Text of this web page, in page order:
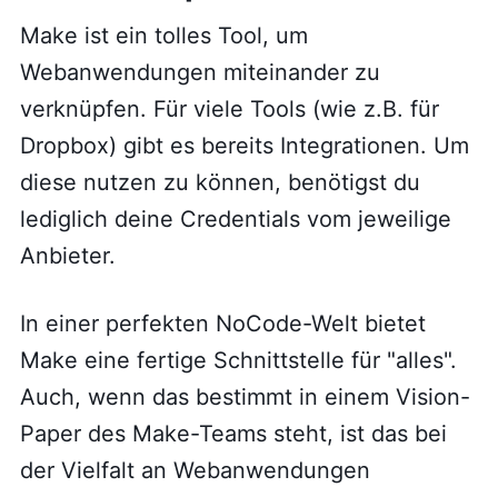
Make ist ein tolles Tool, um
Webanwendungen miteinander zu
verknüpfen. Für viele Tools (wie z.B. für
Dropbox) gibt es bereits Integrationen. Um
diese nutzen zu können, benötigst du
lediglich deine Credentials vom jeweilige
Anbieter.
In einer perfekten NoCode-Welt bietet
Make eine fertige Schnittstelle für "alles".
Auch, wenn das bestimmt in einem Vision-
Paper des Make-Teams steht, ist das bei
der Vielfalt an Webanwendungen